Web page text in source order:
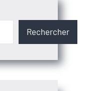
Rechercher